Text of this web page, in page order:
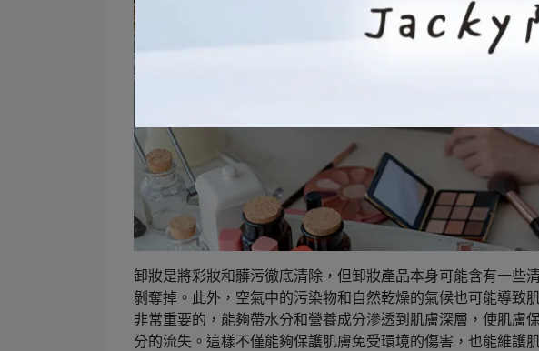
卸妝是將彩妝和髒污徹底清除，但卸妝產品本身可能含有一些
剝奪掉。此外，空氣中的污染物和自然乾燥的氣候也可能導致
非常重要的，能夠帶水分和營養成分滲透到肌膚深層，使肌膚
分的流失。這樣不僅能夠保護肌膚免受環境的傷害，也能維護